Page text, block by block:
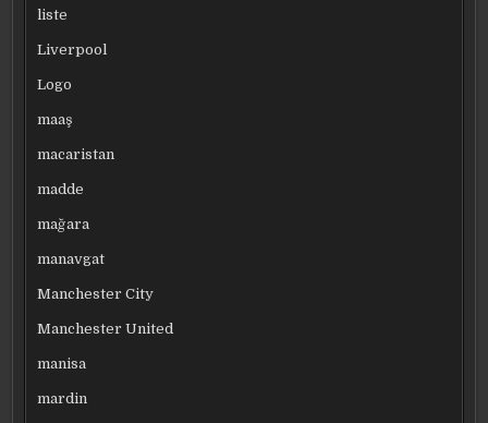
liste
Liverpool
Logo
maaş
macaristan
madde
mağara
manavgat
Manchester City
Manchester United
manisa
mardin